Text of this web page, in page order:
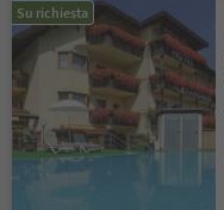
Su richiesta